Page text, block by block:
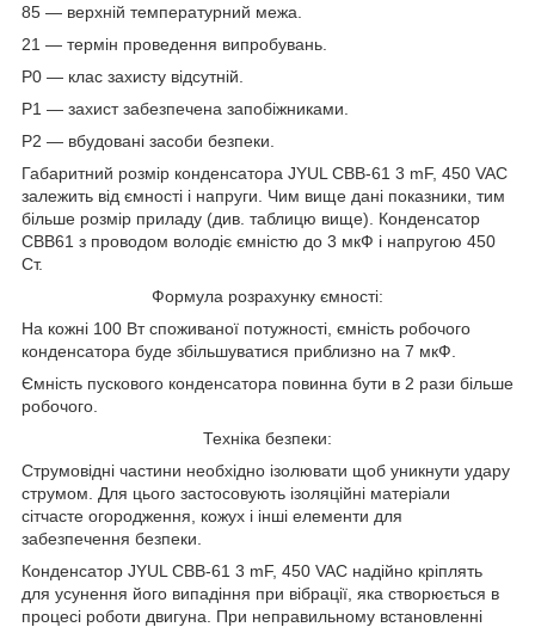
85 — верхній температурний межа.
21 — термін проведення випробувань.
Р0 — клас захисту відсутній.
Р1 — захист забезпечена запобіжниками.
Р2 — вбудовані засоби безпеки.
Габаритний розмір конденсатора JYUL CBB-61 3 mF, 450 VAC
залежить від ємності і напруги. Чим вище дані показники, тим
більше розмір приладу (див. таблицю вище). Конденсатор
CBB61 з проводом володіє ємністю до 3 мкФ і напругою 450
Ст.
Формула розрахунку ємності:
На кожні 100 Вт споживаної потужності, ємність робочого
конденсатора буде збільшуватися приблизно на 7 мкФ.
Ємність пускового конденсатора повинна бути в 2 рази більше
робочого.
Техніка безпеки:
Струмовідні частини необхідно ізолювати щоб уникнути удару
струмом. Для цього застосовують ізоляційні матеріали
сітчасте огородження, кожух і інші елементи для
забезпечення безпеки.
Конденсатор JYUL CBB-61 3 mF, 450 VAC надійно кріплять
для усунення його випадіння при вібрації, яка створюється в
процесі роботи двигуна. При неправильному встановленні